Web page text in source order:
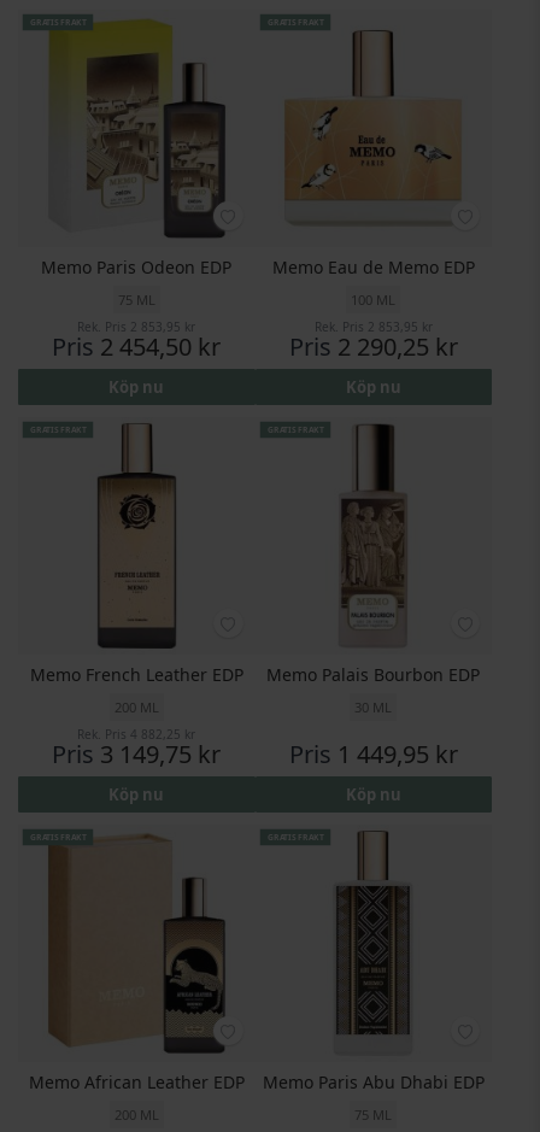
GRATIS FRAKT
Memo Paris Odeon EDP
75 ML
Rek. Pris 2 853,95 kr
Pris 2 454,50 kr
Köp nu
GRATIS FRAKT
Memo Eau de Memo EDP
100 ML
Rek. Pris 2 853,95 kr
Pris 2 290,25 kr
Köp nu
GRATIS FRAKT
Memo French Leather EDP
200 ML
Rek. Pris 4 882,25 kr
Pris 3 149,75 kr
Köp nu
GRATIS FRAKT
Memo Palais Bourbon EDP
30 ML
Pris 1 449,95 kr
Köp nu
GRATIS FRAKT
Memo African Leather EDP
200 ML
GRATIS FRAKT
Memo Paris Abu Dhabi EDP
75 ML